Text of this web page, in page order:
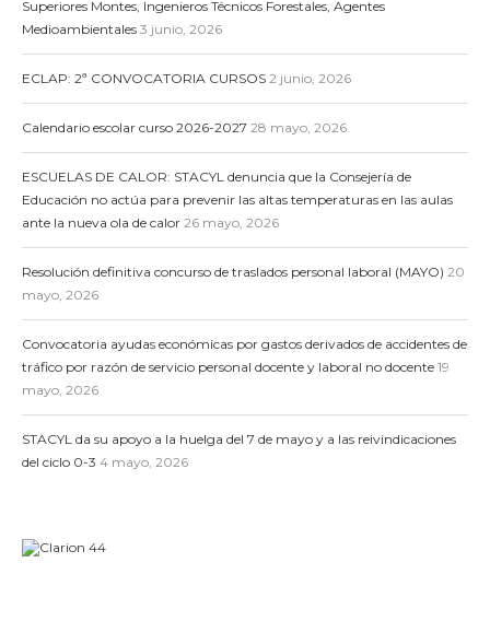
Superiores Montes, Ingenieros Técnicos Forestales, Agentes
Medioambientales 3 junio, 2026
ECLAP: 2ª CONVOCATORIA CURSOS 2 junio, 2026
Calendario escolar curso 2026-2027 28 mayo, 2026
ESCUELAS DE CALOR: STACYL denuncia que la Consejería de
Educación no actúa para prevenir las altas temperaturas en las aulas
ante la nueva ola de calor 26 mayo, 2026
Resolución definitiva concurso de traslados personal laboral (MAYO) 20
mayo, 2026
Convocatoria ayudas económicas por gastos derivados de accidentes de
tráfico por razón de servicio personal docente y laboral no docente 19
mayo, 2026
STACYL da su apoyo a la huelga del 7 de mayo y a las reivindicaciones
del ciclo 0-3 4 mayo, 2026